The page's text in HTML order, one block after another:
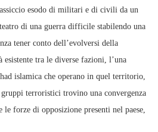
esodo di militari e di civili da un
di una guerra difficile stabilendo una
tener conto dell’evolversi della
tra le diverse fazioni, l’una
islamica che operano in quel territorio,
terroristici trovino una convergenza
le forze di opposizione presenti nel paese,